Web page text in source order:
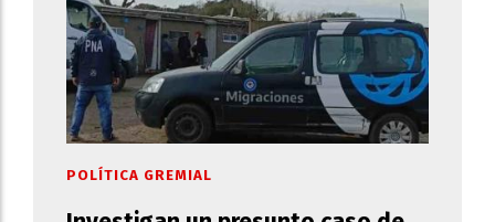
POLÍTICA GREMIAL